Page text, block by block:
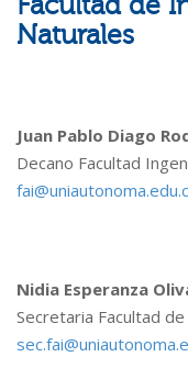
Naturales
Juan Pablo Diago
Decano Facultad
Nidia Esperanza
Secretaria Facultad